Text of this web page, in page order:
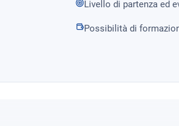
Livello di partenza ed
Possibilità di